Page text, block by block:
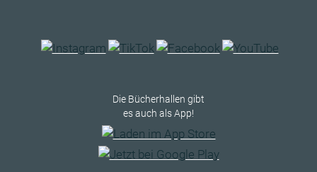
Die Bücherhallen gibt
es auch als App!